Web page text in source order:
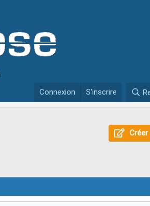
Connexion S'inscrire